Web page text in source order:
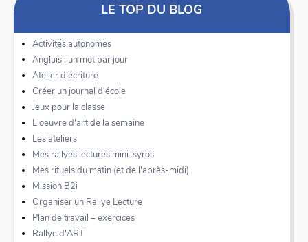
LE TOP DU BLOG
Activités autonomes
Anglais : un mot par jour
Atelier d'écriture
Créer un journal d'école
Jeux pour la classe
L'oeuvre d'art de la semaine
Les ateliers
Mes rallyes lectures mini-syros
Mes rituels du matin (et de l'après-midi)
Mission B2i
Organiser un Rallye Lecture
Plan de travail – exercices
Rallye d'ART